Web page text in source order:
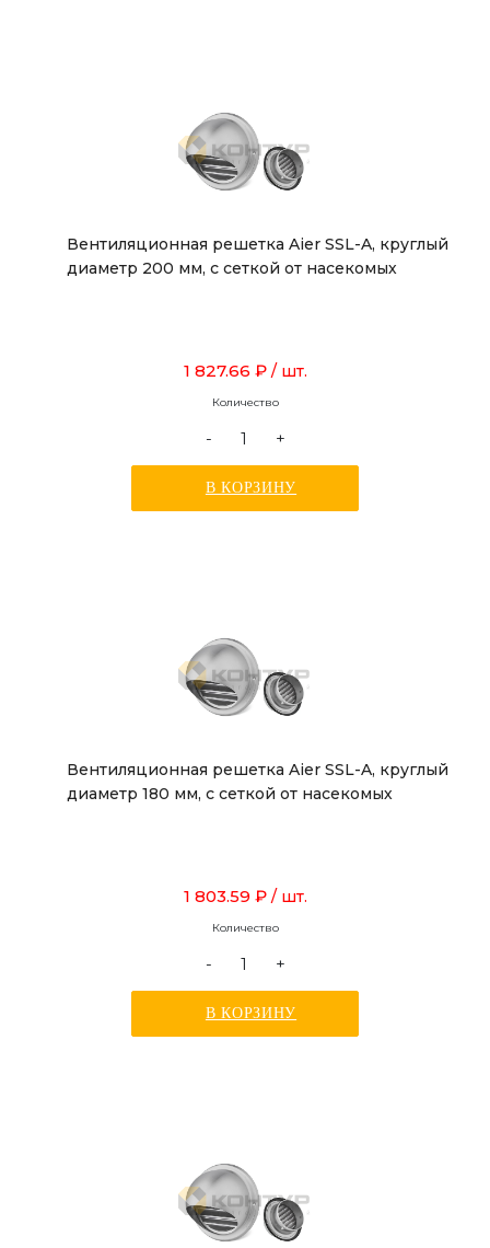
Вентиляционная решетка Aier SSL-A, круглый
диаметр 200 мм, с сеткой от насекомых
1 827.66 ₽ / шт.
Количество
- +
В КОРЗИНУ
Вентиляционная решетка Aier SSL-A, круглый
диаметр 180 мм, с сеткой от насекомых
1 803.59 ₽ / шт.
Количество
- +
В КОРЗИНУ